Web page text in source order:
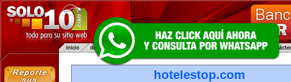
hotelestop.com